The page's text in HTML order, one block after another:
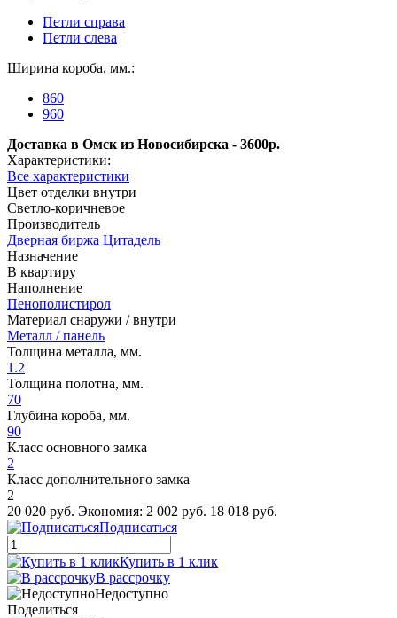
Петли справа
Петли слева
Ширина короба, мм.:
860
960
Доставка в Омск из Новосибирска - 3600р.
Характеристики:
Все характеристики
Цвет отделки внутри
Светло-коричневое
Производитель
Дверная биржа Цитадель
Назначение
В квартиру
Наполнение
Пенополистирол
Материал снаружи / внутри
Металл / панель
Толщина металла, мм.
1.2
Толщина полотна, мм.
70
Глубина короба, мм.
90
Класс основного замка
2
Класс дополнительного замка
2
20 020 руб. Экономия: 2 002 руб. 18 018 руб.
Подписаться
Купить в 1 клик
В рассрочку
Недоступно
Поделиться